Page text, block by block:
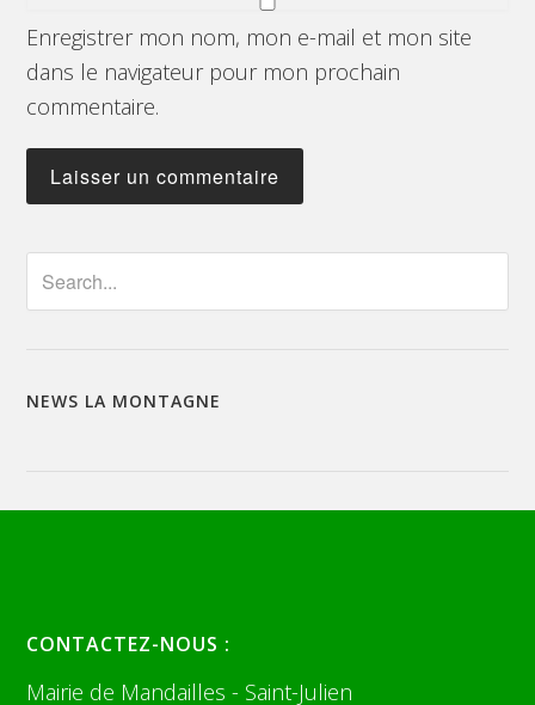
Enregistrer mon nom, mon e-mail et mon site
dans le navigateur pour mon prochain
commentaire.
NEWS LA MONTAGNE
CONTACTEZ-NOUS :
Mairie de Mandailles - Saint-Julien